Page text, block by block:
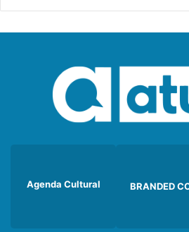
Agenda Cultural BRANDED